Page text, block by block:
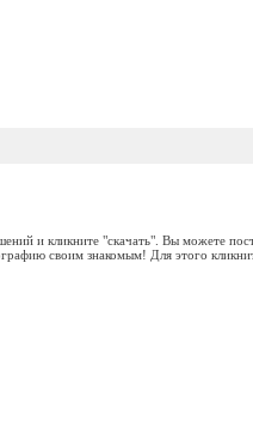
и кликните "скачать". Вы можете
своим знакомым! Для этого